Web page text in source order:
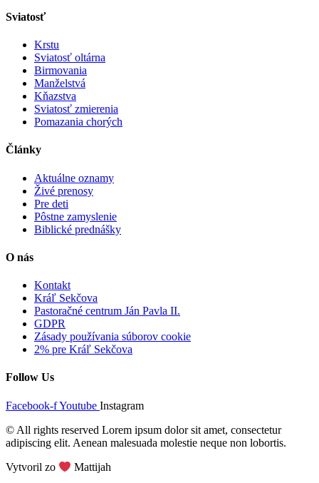
Sviatosť
Krstu
Sviatosť oltárna
Birmovania
Manželstvá
Kňazstva
Sviatosť zmierenia
Pomazania chorých
Články
Aktuálne oznamy
Živé prenosy
Pre deti
Pôstne zamyslenie
Biblické prednášky
O nás
Kontakt
Kráľ Sekčova
Pastoračné centrum Ján Pavla II.
GDPR
Zásady používania súborov cookie
2% pre Kráľ Sekčova
Follow Us
Facebook-fYoutube Instagram
© All rights reserved Lorem ipsum dolor sit amet, consectetur
adipiscing elit. Aenean malesuada molestie neque non lobortis.
Vytvoril zo Mattijah